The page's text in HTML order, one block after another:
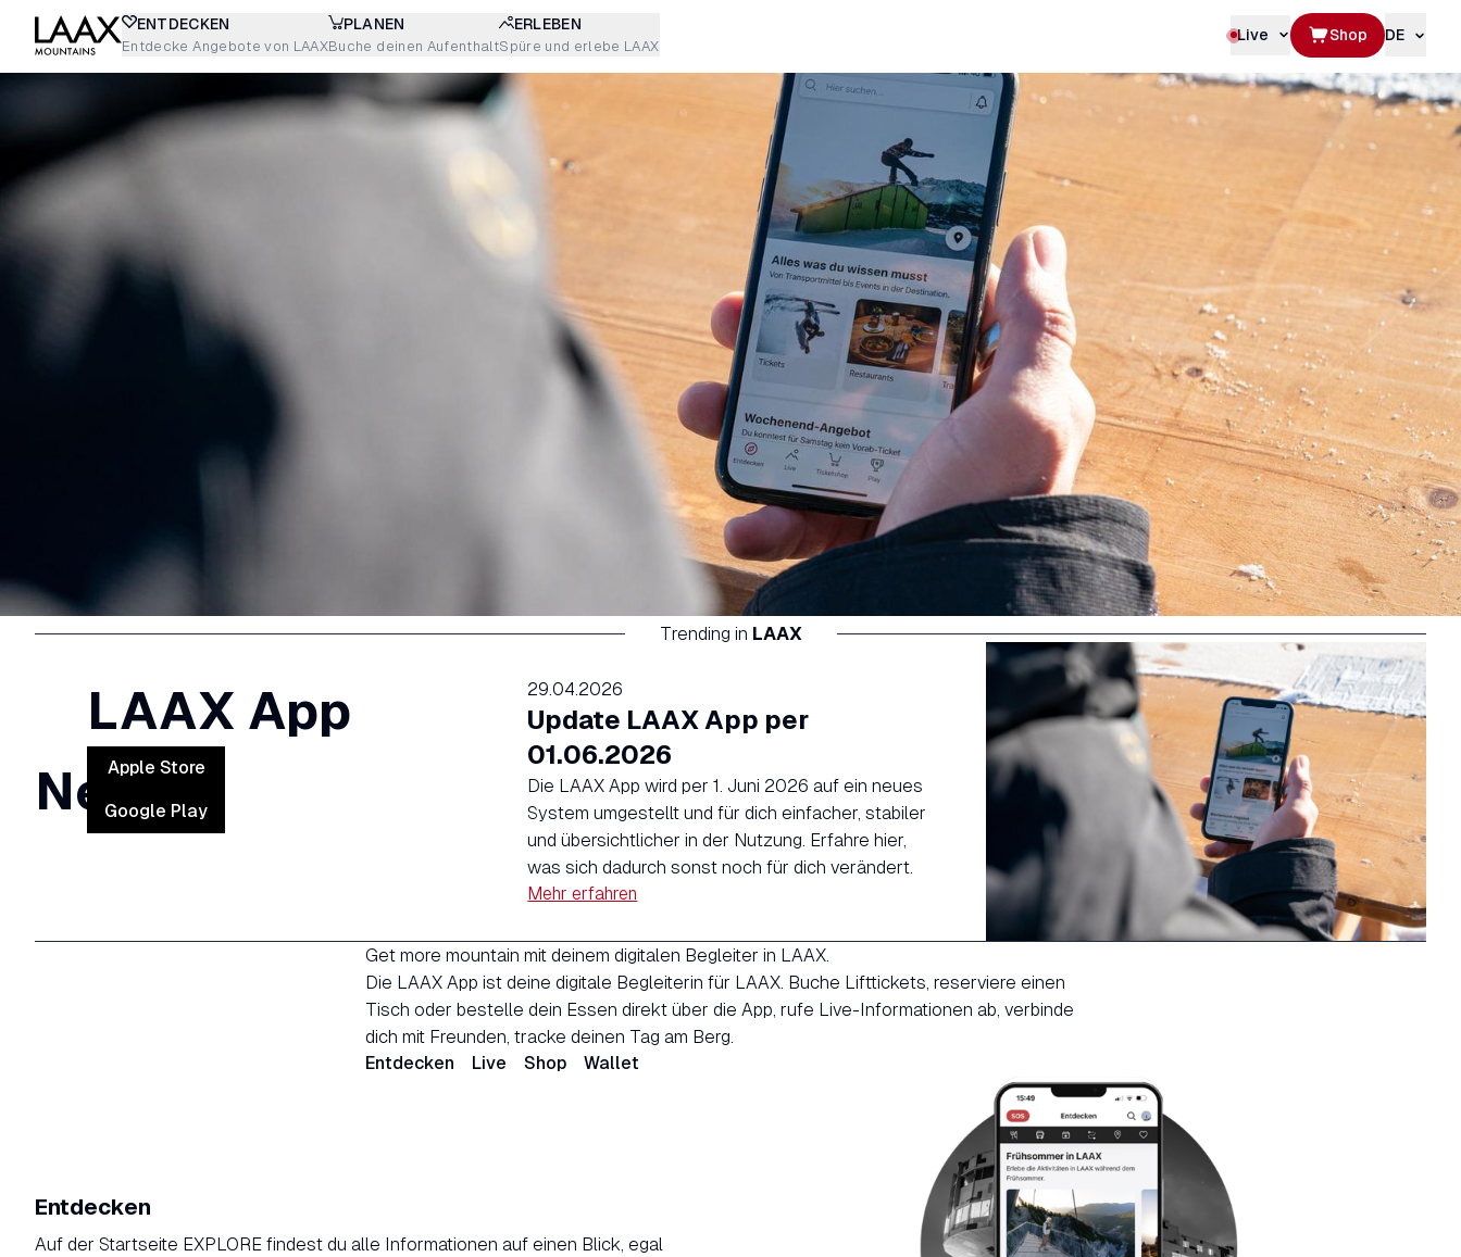
ENTDECKEN
Entdecke Angebote von LAAX
PLANEN
Buche deinen Aufenthalt
ERLEBEN
Spüre und erlebe LAAX
Live Shop DE
LAAX App
Apple Store
Google Play
Trending in LAAX
News
29.04.2026
Update LAAX App per
01.06.2026
Die LAAX App wird per 1. Juni 2026 auf ein neues
System umgestellt und für dich einfacher, stabiler
und übersichtlicher in der Nutzung. Erfahre hier,
was sich dadurch sonst noch für dich verändert.
Mehr erfahren
Get more mountain mit deinem digitalen Begleiter in LAAX.
Die LAAX App ist deine digitale Begleiterin für LAAX. Buche Lifttickets, reserviere einen
Tisch oder bestelle dein Essen direkt über die App, rufe Live-Informationen ab, verbinde
dich mit Freunden, tracke deinen Tag am Berg.
Entdecken
Live Shop Wallet
Entdecken
Auf der Startseite EXPLORE findest du alle Informationen auf einen Blick, egal